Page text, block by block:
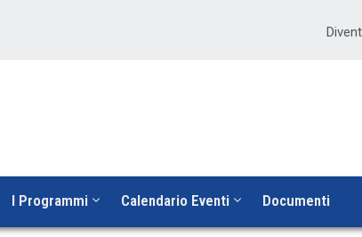
I Programmi Calendario Eventi Documenti